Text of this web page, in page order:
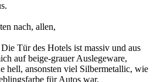
nach, allen,
Die Tür des Hotels ist massiv und aus
auf beige-grauer Auslegeware,
hell, ansonsten viel Silbermetallic, wie
für Autos war.